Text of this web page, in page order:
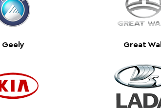
Geely Great Wall